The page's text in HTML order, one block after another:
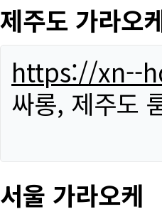
제주도 가라오
https://xn--
싸롱, 제주도
서울 가라오케